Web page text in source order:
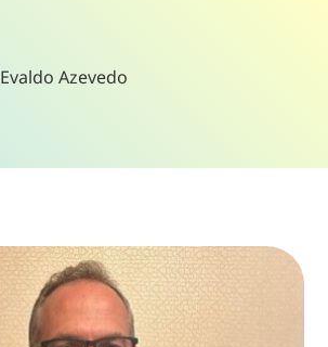
Evaldo Azevedo